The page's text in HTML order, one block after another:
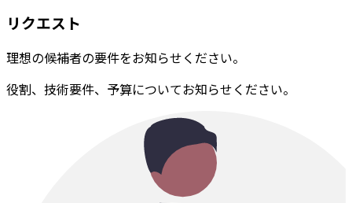
リクエスト
理想の候補者の要件をお知らせください。
役割、技術要件、予算についてお知らせください。